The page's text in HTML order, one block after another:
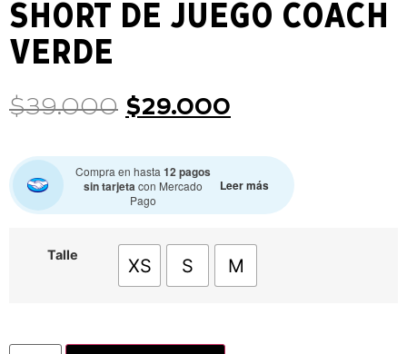
SHORT DE JUEGO COACH
VERDE
$39.000 $29.000
Compra en hasta12 pagos
sin tarjeta con Mercado
Pago
Leer más
Talle XS S M